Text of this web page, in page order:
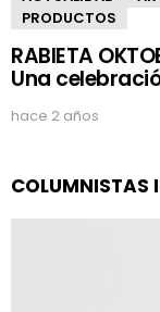
PRODUCTOS
RABIETA
Una
hace 2 años
COLUMNISTAS